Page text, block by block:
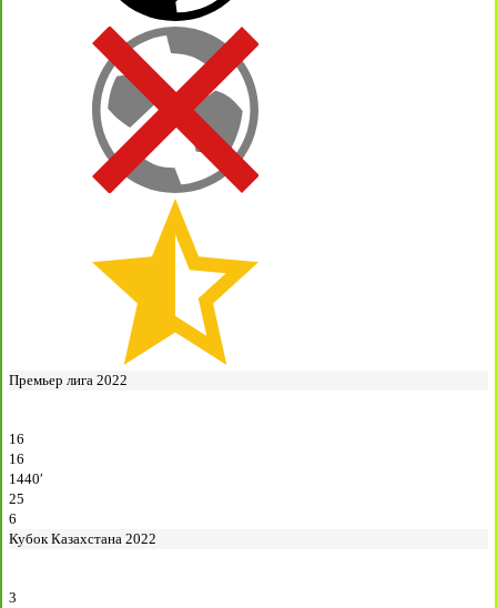
Премьер лига 2022
16
16
1440′
25
6
Кубок Казахстана 2022
3